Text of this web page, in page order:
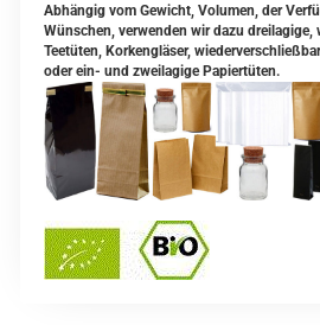
Abhängig vom Gewicht, Volumen, der
Wünschen, verwenden wir dazu dreilagige,
Teetüten, Korkengläser,
oder ein- und zweilagige Papiertüten.